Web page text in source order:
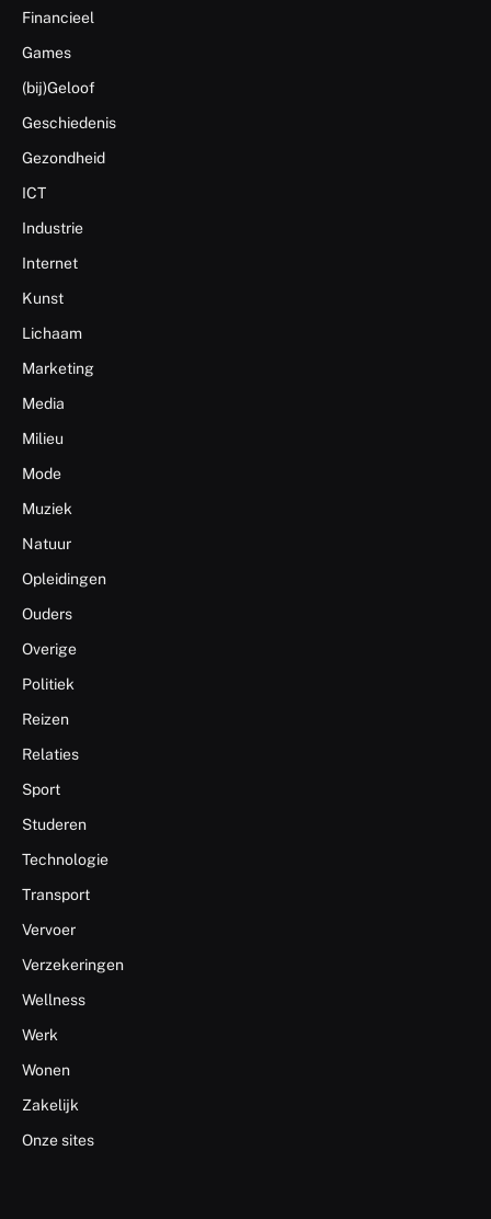
Financieel
Games
(bij)Geloof
Geschiedenis
Gezondheid
ICT
Industrie
Internet
Kunst
Lichaam
Marketing
Media
Milieu
Mode
Muziek
Natuur
Opleidingen
Ouders
Overige
Politiek
Reizen
Relaties
Sport
Studeren
Technologie
Transport
Vervoer
Verzekeringen
Wellness
Werk
Wonen
Zakelijk
Onze sites